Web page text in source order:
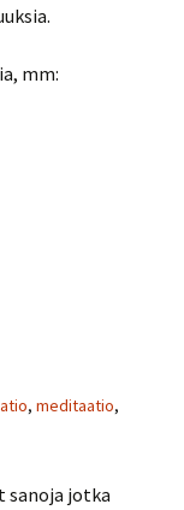
mm:
, meditaatio,
sanoja jotka